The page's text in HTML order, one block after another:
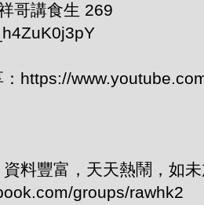
哥講食生 269
：https://
料豐富，天天熱鬧，如
groups/rawhk2